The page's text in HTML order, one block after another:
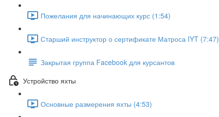
Пожелания для начинающих курс (1:54)
Старший инструктор о сертификате Матроса IYT (7:47)
Закрытая группа Facebook для курсантов
Устройство яхты
Основные размерения яхты (4:53)